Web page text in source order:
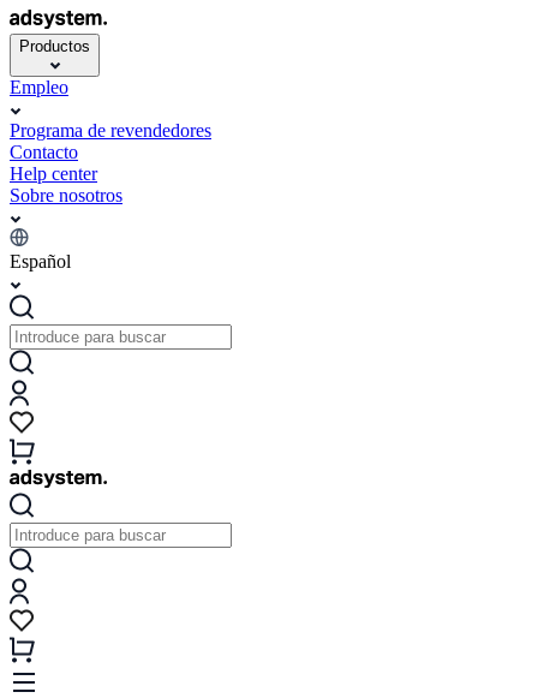
Productos
Empleo
Programa de revendedores
Contacto
Help center
Sobre nosotros
Español